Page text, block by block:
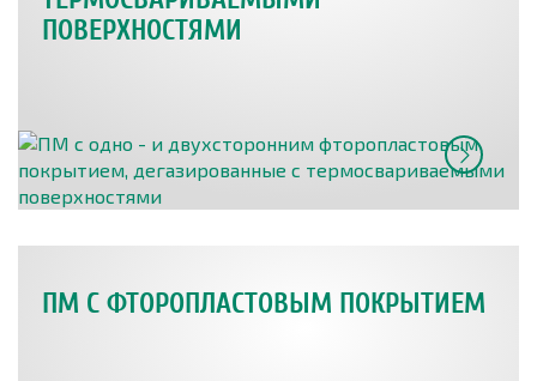
ПОВЕРХНОСТЯМИ
ПМ С ФТОРОПЛАСТОВЫМ ПОКРЫТИЕМ